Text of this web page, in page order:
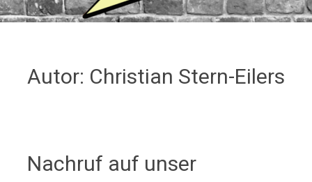
Autor: Christian Stern-Eilers
Nachruf auf unser